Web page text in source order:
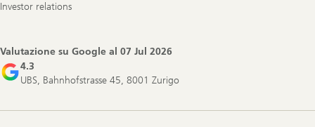
Investor relations
Valutazione su Google al 07 Jul 2026
4.3
UBS, Bahnhofstrasse 45, 8001 Zurigo